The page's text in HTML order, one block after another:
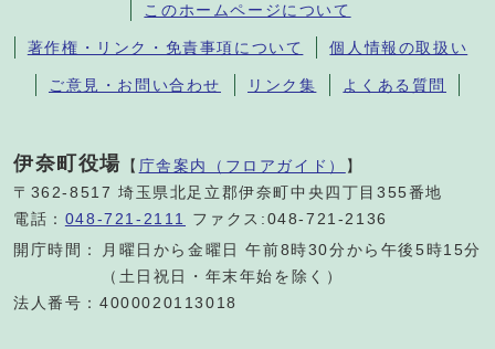
このホームページについて
著作権・リンク・免責事項について 個人情報の取扱い
ご意見・お問い合わせ リンク集 よくある質問
伊奈町役場 【 庁舎案内（フロアガイド） 】
〒362-8517 埼玉県北足立郡伊奈町中央四丁目355番地
電話： 048-721-2111
ファクス:048-721-2136
開庁時間：
月曜日から金曜日 午前8時30分から午後5時15分
（土日祝日・年末年始を除く）
法人番号：4000020113018